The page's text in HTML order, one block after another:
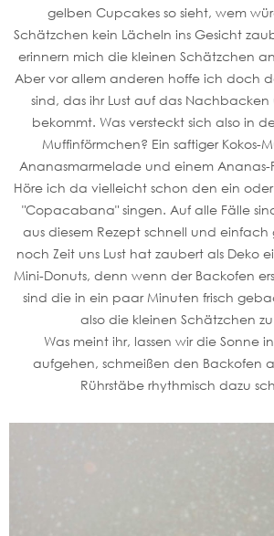
gelben Cupcakes so sieht, wem
Schätzchen kein Lächeln ins Gesicht
erinnern mich die kleinen Schätzchen
Aber vor allem anderen hoffe ich doch
sind, das ihr Lust auf das
bekommt. Was versteckt sich also in
Muffinförmchen? Ein saftiger Kokos-
Ananasmarmelade und einem Ananas-
Höre ich da vielleicht schon den ein
"Copacabana" singen. Auf alle Fälle
aus diesem Rezept schnell und
noch Zeit uns Lust hat zaubert als Deko
Mini-Donuts, denn wenn der Backofen
sind die in ein paar Minuten frisch
also die kleinen Schätzchen
Was meint ihr, lassen wir die Sonne
aufgehen, schmeißen den Backofen
Rührstäbe rhythmisch dazu